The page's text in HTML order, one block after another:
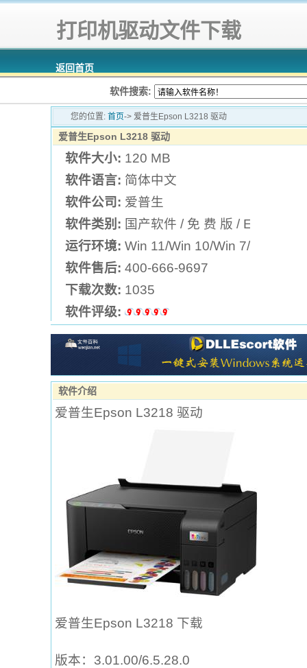
打印机驱动文件下载
返回首页
软件搜索:
您的位置: 首页-> 爱普生Epson L3218 驱动
爱普生Epson L3218 驱动
软件大小: 120 MB
软件语言: 简体中文
软件公司: 爱普生
软件类别: 国产软件 / 免 费 版 / Epson打
运行环境: Win 11/Win 10/Win 7/Win XP
软件售后: 400-666-9697
下载次数: 1035
软件评级:
软件介绍
爱普生Epson L3218 驱动
爱普生Epson L3218 下载
版本：3.01.00/6.5.28.0